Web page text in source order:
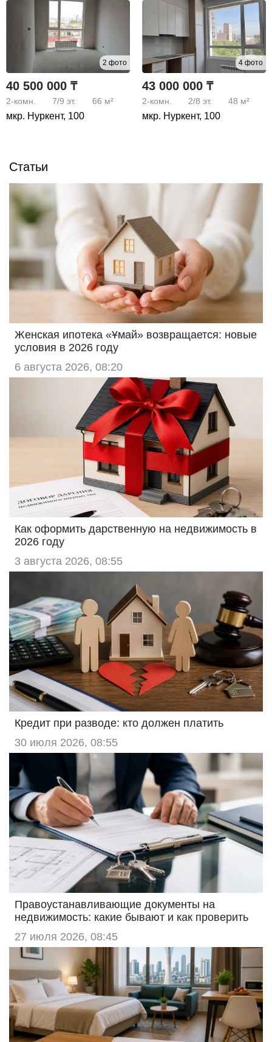
2 фото
40 500 000 ₸
2-комн. 7/9 эт. 66 м²
мкр. Нуркент, 100
4 фото
43 000 000 ₸
2-комн. 2/8 эт. 48 м²
мкр. Нуркент, 100
Статьи
Женская ипотека «Ұмай» возвращается: новые
условия в 2026 году
6 августа 2026, 08:20
Как оформить дарственную на недвижимость в
2026 году
3 августа 2026, 08:55
Кредит при разводе: кто должен платить
30 июля 2026, 08:55
Правоустанавливающие документы на
недвижимость: какие бывают и как проверить
27 июля 2026, 08:45